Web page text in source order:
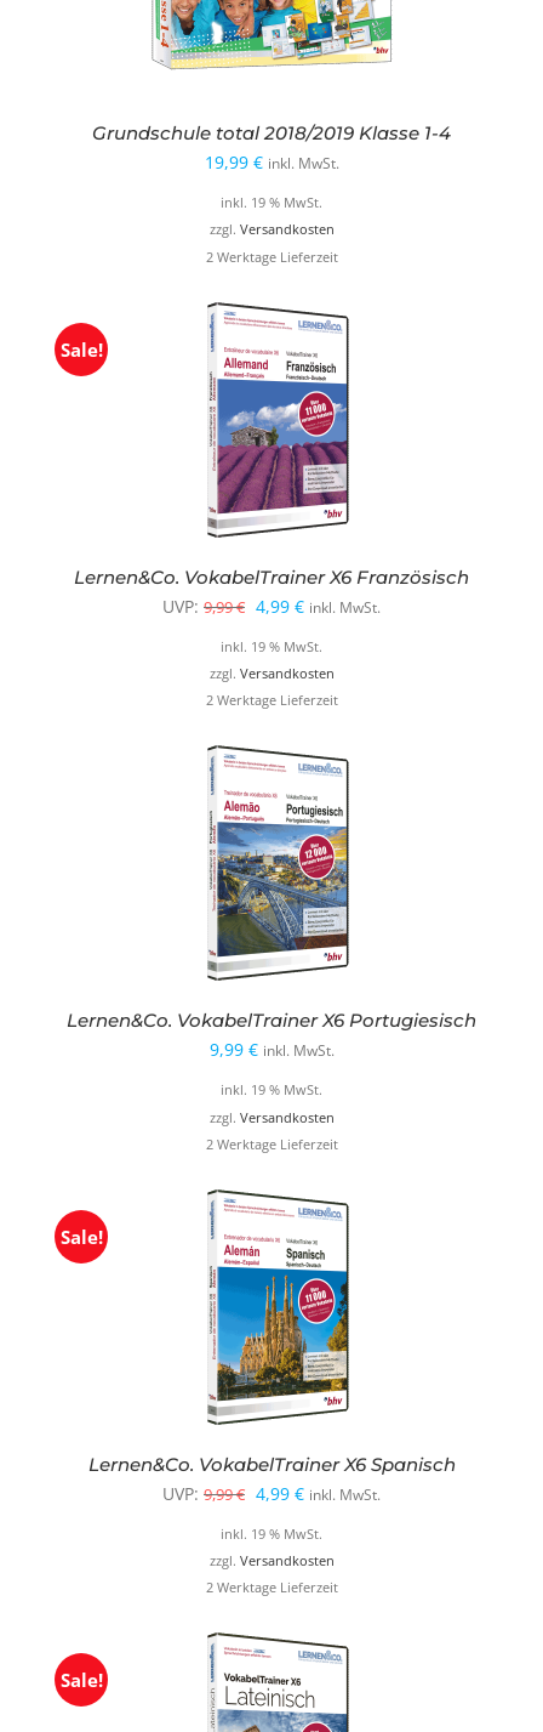
Grundschule total 2018/2019 Klasse 1-4
19,99 € inkl. MwSt.
inkl. 19 % MwSt.
zzgl. Versandkosten
2 Werktage Lieferzeit
Sale!
Lernen&Co. VokabelTrainer X6 Französisch
UVP: 9,99€ Ursprünglicher
Preis
war:
9,99 €
4,99 €Aktueller
Preis
ist:
4,99 €.
inkl. MwSt.
inkl. 19 % MwSt.
zzgl. Versandkosten
2 Werktage Lieferzeit
Lernen&Co. VokabelTrainer X6 Portugiesisch
9,99 € inkl. MwSt.
inkl. 19 % MwSt.
zzgl. Versandkosten
2 Werktage Lieferzeit
Sale!
Lernen&Co. VokabelTrainer X6 Spanisch
UVP: 9,99€ Ursprünglicher
Preis
war:
9,99 €
4,99 €Aktueller
Preis
ist:
4,99 €.
inkl. MwSt.
inkl. 19 % MwSt.
zzgl. Versandkosten
2 Werktage Lieferzeit
Sale!